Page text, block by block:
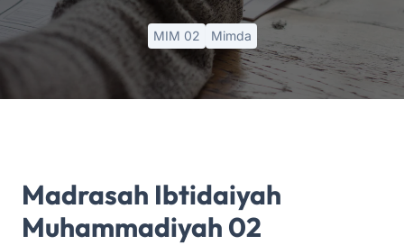
MIM 02 Mimda
Madrasah Ibtidaiyah
Muhammadiyah 02